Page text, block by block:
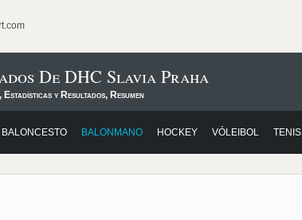
De DHC Slavia Praha
y Resultados, Resumen
BALONCESTO BALONMANO HOCKEY VÓLEIBOL TENIS